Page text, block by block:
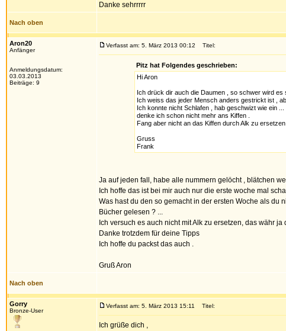
Danke sehrrrrr
Nach oben
Aron20
Anfänger
Anmeldungsdatum:
03.03.2013
Beiträge: 9
Verfasst am: 5. März 2013 00:12 Titel:
Pitz hat Folgendes geschrieben:
Hi Aron
Ich drück dir auch die Daumen , so schwer wird es
Ich weiss das jeder Mensch anders gestrickt ist ,
Ich konnte nicht Schlafen , hab geschwizt wie ein
denke ich schon nicht mehr ans Kiffen .
Fang aber nicht an das Kiffen durch Alk zu
Gruss
Frank
Ja auf jeden fall, habe alle nummern gelöcht , blätchen
Ich hoffe das ist bei mir auch nur die erste woche mal
Was hast du den so gemacht in der ersten Woche als du
Bücher gelesen ? ...
Ich versuch es auch nicht mit Alk zu ersetzen, das währ
Danke trotzdem für deine Tipps
Ich hoffe du packst das auch .
Gruß Aron
Nach oben
Gorry
Bronze-User
Verfasst am: 5. März 2013 15:11 Titel:
Ich grüße dich ,